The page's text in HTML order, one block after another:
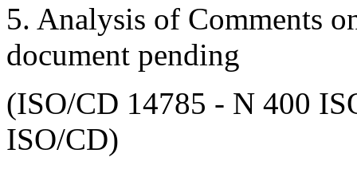
5. Analysis of Comments
document pending
(ISO/CD 14785 - N 400
ISO/CD)